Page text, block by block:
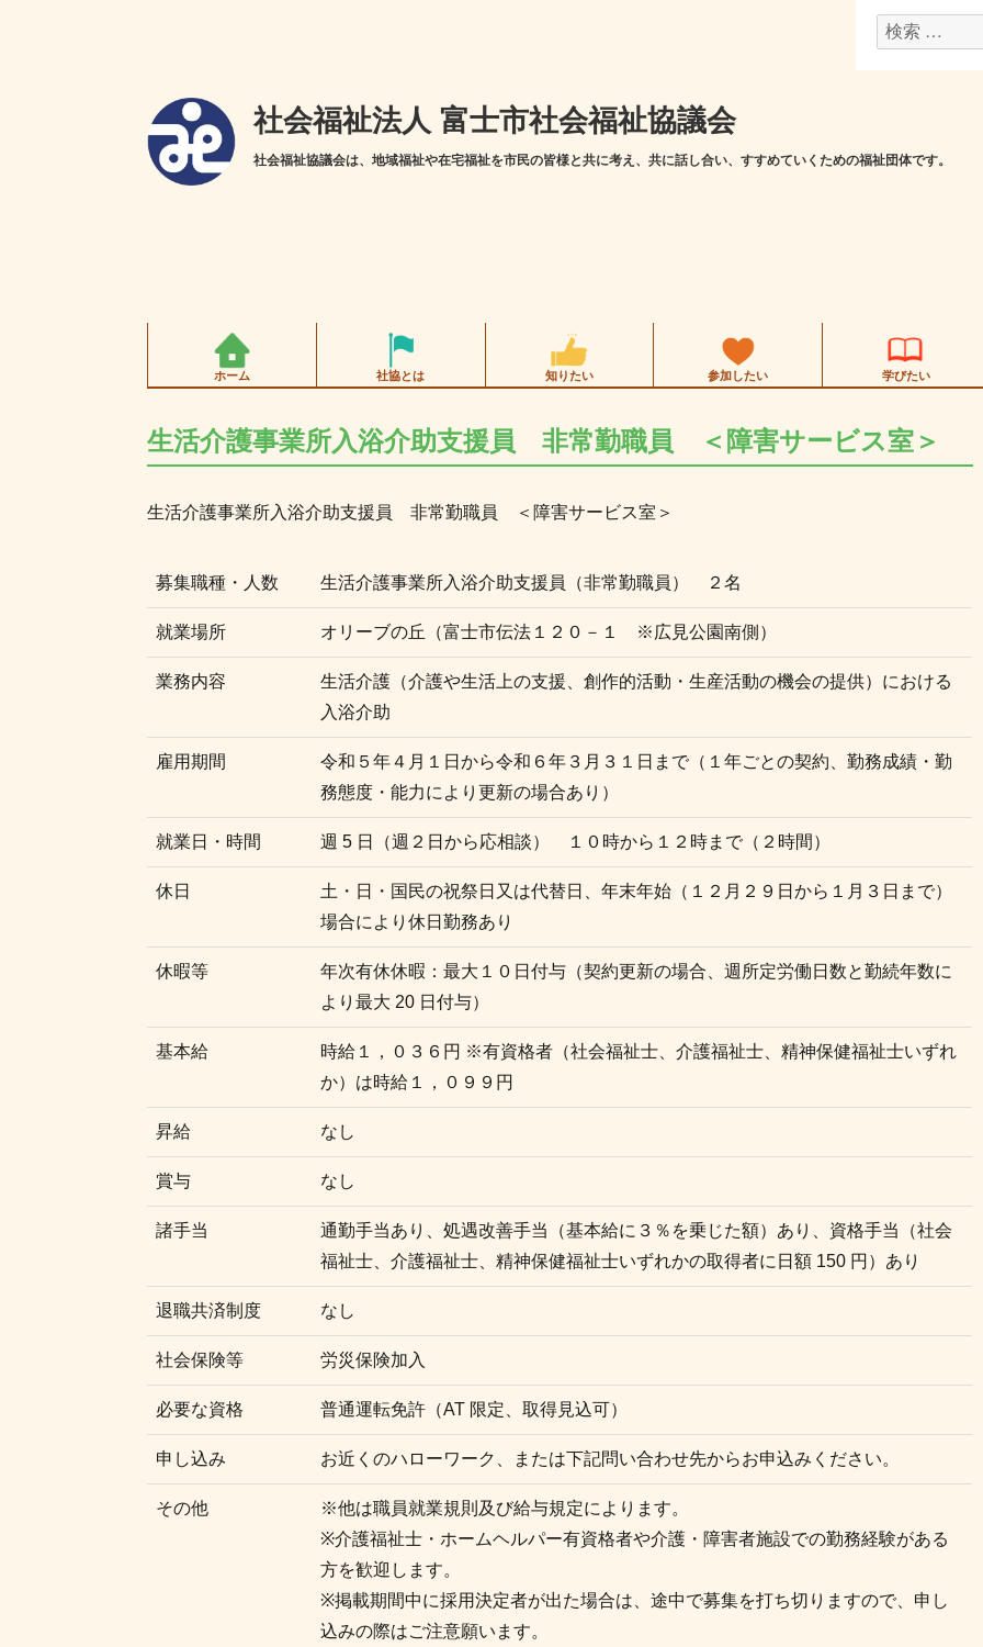
検
社会福祉法人 富士市社会福祉協議会
社会福祉協議会は、地域福祉や在宅福祉を市民の皆様と共に考え、共に話し合い、すすめていくための福祉団体です。
ホーム 社協とは 知りたい 参加したい 学びたい
生活介護事業所入浴介助支援員 非常勤職員 ＜障害サービス室＞
生活介護事業所入浴介助支援員 非常勤職員 ＜障害サービス室＞
募集職種・人数 生活介護事業所入浴介助支援員（非常勤職員） ２名
就業場所 オリーブの丘（富士市伝法１２０－１ ※広見公園南側）
業務内容
生活介護（介護や生活上の支援、創作的活動・生産活動の機会の提供）における
入浴介助
雇用期間
令和５年４月１日から令和６年３月３１日まで（１年ごとの契約、勤務成績・勤
務態度・能力により更新の場合あり）
就業日・時間 週 5 日（週２日から応相談） １０時から１２時まで（２時間）
休日
土・日・国民の祝祭日又は代替日、年末年始（１２月２９日から１月３日まで）
場合により休日勤務あり
休暇等
年次有休休暇：最大１０日付与（契約更新の場合、週所定労働日数と勤続年数に
より最大 20 日付与）
基本給
時給１，０３６円 ※有資格者（社会福祉士、介護福祉士、精神保健福祉士いずれ
か）は時給１，０９９円
昇給 なし
賞与 なし
諸手当
通勤手当あり、処遇改善手当（基本給に３％を乗じた額）あり、資格手当（社会
福祉士、介護福祉士、精神保健福祉士いずれかの取得者に日額 150 円）あり
退職共済制度 なし
社会保険等 労災保険加入
必要な資格 普通運転免許（AT 限定、取得見込可）
申し込み お近くのハローワーク、または下記問い合わせ先からお申込みください。
その他
※他は職員就業規則及び給与規定によります。
※介護福祉士・ホームヘルパー有資格者や介護・障害者施設での勤務経験がある
方を歓迎します。
※掲載期間中に採用決定者が出た場合は、途中で募集を打ち切りますので、申し
込みの際はご注意願います。